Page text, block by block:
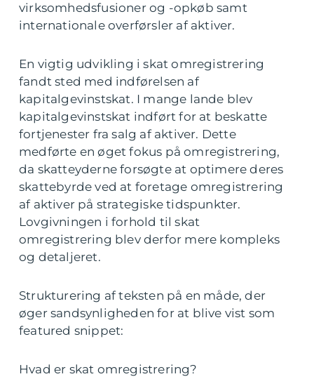
virksomhedsfusioner og -opkøb samt
internationale overførsler af aktiver.
En vigtig udvikling i skat omregistrering
fandt sted med indførelsen af
kapitalgevinstskat. I mange lande blev
kapitalgevinstskat indført for at beskatte
fortjenester fra salg af aktiver. Dette
medførte en øget fokus på omregistrering,
da skatteyderne forsøgte at optimere deres
skattebyrde ved at foretage omregistrering
af aktiver på strategiske tidspunkter.
Lovgivningen i forhold til skat
omregistrering blev derfor mere kompleks
og detaljeret.
Strukturering af teksten på en måde, der
øger sandsynligheden for at blive vist som
featured snippet:
Hvad er skat omregistrering?